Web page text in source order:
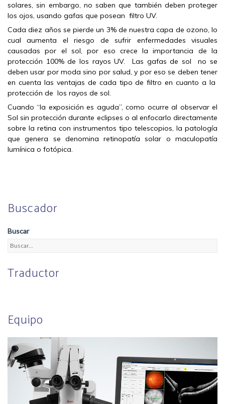
solares, sin embargo, no saben que también deben proteger
los ojos, usando gafas que posean filtro UV.
Cada diez años se pierde un 3% de nuestra capa de ozono, lo
cual aumenta el riesgo de sufrir enfermedades visuales
causadas por el sol, por eso crece la importancia de la
protección 100% de los rayos UV. Las gafas de sol no se
deben usar por moda sino por salud, y por eso se deben tener
en cuenta las ventajas de cada tipo de filtro en cuanto a la
protección de los rayos de sol.
Cuando “la exposición es aguda”, como ocurre al observar el
Sol sin protección durante eclipses o al enfocarlo directamente
sobre la retina con instrumentos tipo telescopios, la patología
que genera se denomina retinopatía solar o maculopatía
lumínica o fotópica.
Buscador
Buscar
Traductor
Equipo